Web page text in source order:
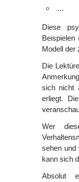
…
Diese
Beispielen
Modell der
Die
sich nicht
erliegt.
Wer
sehen und
kann sich
Absolut